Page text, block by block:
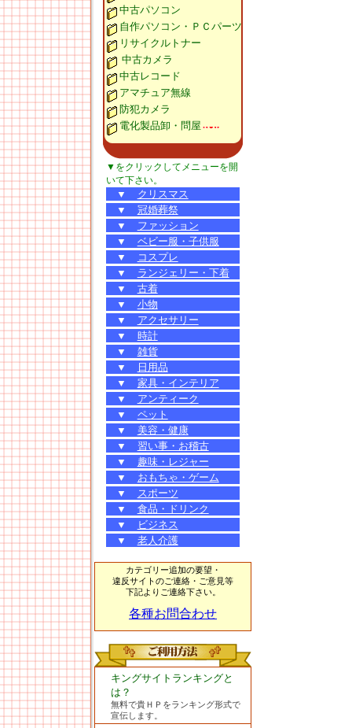
中古パソコン
自作パソコン・ＰＣパーツ
リサイクルトナー
中古カメラ
中古レコード
アマチュア無線
防犯カメラ
電化製品卸・問屋
▼をクリックしてメニューを開
いて下さい。
▼
クリスマス
▼
冠婚葬祭
▼
ファッション
▼
ベビー服・子供服
▼
コスプレ
▼
ランジェリー・下着
▼
古着
▼
小物
▼
アクセサリー
▼
時計
▼
雑貨
▼
日用品
▼
家具・インテリア
▼
アンティーク
▼
ペット
▼
美容・健康
▼
習い事・お稽古
▼
趣味・レジャー
▼
おもちゃ・ゲーム
▼
スポーツ
▼
食品・ドリンク
▼
ビジネス
▼
老人介護
カテゴリー追加の要望・
違反サイトのご連絡・ご意見等
下記よりご連絡下さい。
各種お問合わせ
キングサイトランキングと
は？
無料で貴ＨＰをランキング形式で
宣伝します。